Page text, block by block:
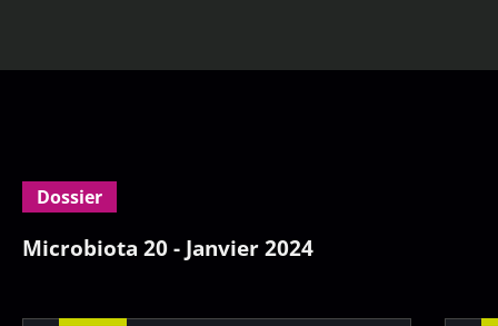
Dossier
Microbiota 20 - Janvier 2024